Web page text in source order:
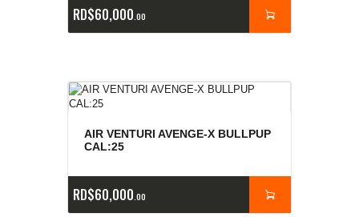
RD$60,000 00
AIR VENTURI AVENGE-X BULLPUP
CAL:25
RD$60,000 00